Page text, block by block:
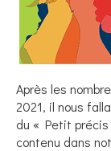
Après les
2021, il nous
du « Petit
contenu dans